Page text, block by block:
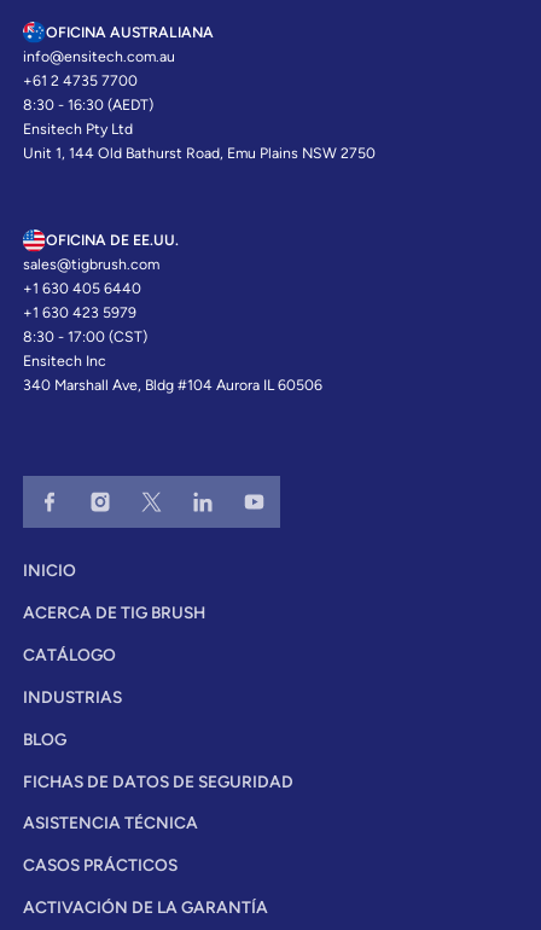
OFICINA AUSTRALIANA
info@ensitech.com.au
+61 2 4735 7700
8:30 - 16:30 (AEDT)
Ensitech Pty Ltd
Unit 1, 144 Old Bathurst Road, Emu Plains NSW 2750
OFICINA DE EE.UU.
sales@tigbrush.com
+1 630 405 6440
+1 630 423 5979
8:30 - 17:00 (CST)
Ensitech Inc
340 Marshall Ave, Bldg #104 Aurora IL 60506
INICIO
ACERCA DE TIG BRUSH
CATÁLOGO
INDUSTRIAS
BLOG
FICHAS DE DATOS DE SEGURIDAD
ASISTENCIA TÉCNICA
CASOS PRÁCTICOS
ACTIVACIÓN DE LA GARANTÍA